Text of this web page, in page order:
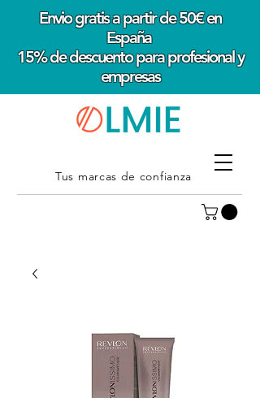
Envio gratis a partir de 50€ en
España
15% de descuento para profesional y
empresas
Tus marcas de confianza